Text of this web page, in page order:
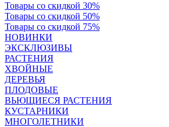
Товары со скидкой 30%
Товары со скидкой 50%
Товары со скидкой 75%
НОВИНКИ
ЭКСКЛЮЗИВЫ
РАСТЕНИЯ
ХВОЙНЫЕ
ДЕРЕВЬЯ
ПЛОДОВЫЕ
ВЬЮЩИЕСЯ РАСТЕНИЯ
КУСТАРНИКИ
МНОГОЛЕТНИКИ